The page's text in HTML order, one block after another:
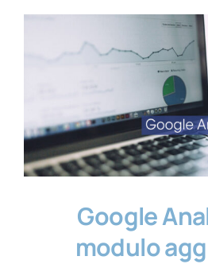
Google
modulo